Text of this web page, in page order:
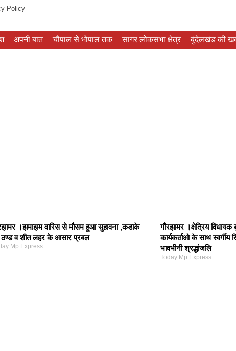
Policy
अपनी बात चौपाल से भोपाल तक सागर लोकसभा क्षेत्र बुंदेलखंड की
।झमाझम वारिस से मौसम हुआ सुहावना ,कडाके
ठण्ड व शीत लहर के आसार प्रबल
Mp Express
गौरझामर ।क्षेत्रिय विधायक
कार्यकर्ताओ के साथ स्वर्गीय
भावभीनी श्रद्धांजलि
Today Mp Express